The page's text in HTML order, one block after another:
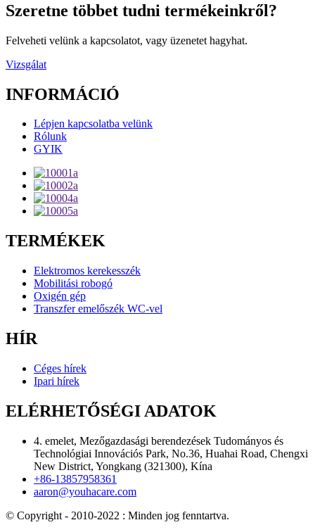
Szeretne többet tudni termékeinkről?
Felveheti velünk a kapcsolatot, vagy üzenetet hagyhat.
Vizsgálat
INFORMÁCIÓ
Lépjen kapcsolatba velünk
Rólunk
GYIK
TERMÉKEK
Elektromos kerekesszék
Mobilitási robogó
Oxigén gép
Transzfer emelőszék WC-vel
HÍR
Céges hírek
Ipari hírek
ELÉRHETŐSÉGI ADATOK
4. emelet, Mezőgazdasági berendezések Tudományos és
Technológiai Innovációs Park, No.36, Huahai Road, Chengxi
New District, Yongkang (321300), Kína
+86-13857958361
aaron@youhacare.com
© Copyright - 2010-2022 : Minden jog fenntartva.